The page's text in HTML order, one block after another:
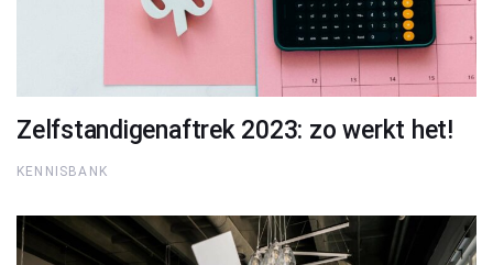
Zelfstandigenaftrek 2023: zo werkt het!
KENNISBANK